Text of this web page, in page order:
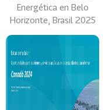
Energética en Belo
Horizonte, Brasil 2025